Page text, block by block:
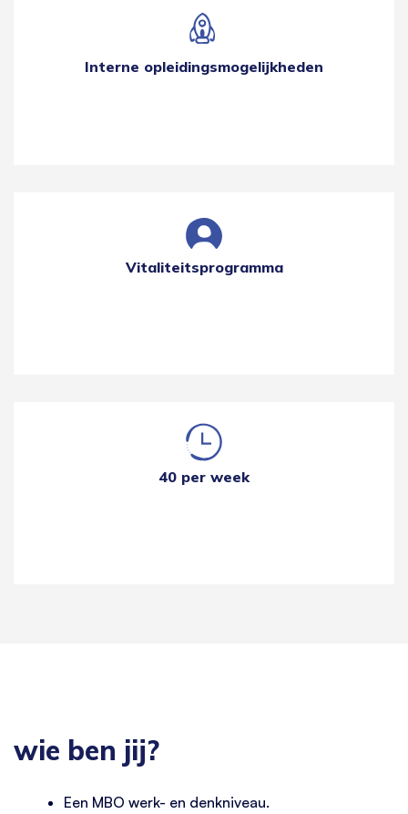
Interne opleidingsmogelijkheden
Vitaliteitsprogramma
40 per week
wie ben jij?
Een MBO werk- en denkniveau.